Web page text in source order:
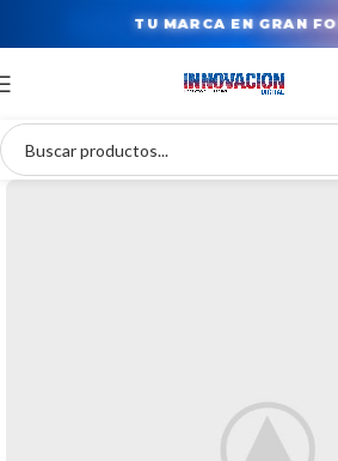
TU MARCA EN GRAN